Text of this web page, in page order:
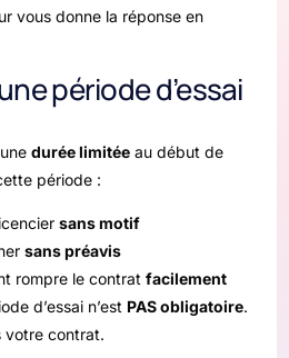
vous donne la réponse en
période d’essai
unedurée limitée au début de
période :
sans motif
sans préavis
rompre le contratfacilement
d’essai n’est PAS obligatoire.
votre contrat.